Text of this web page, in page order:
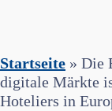
Startseite » Die
digitale Märkte
Hoteliers in